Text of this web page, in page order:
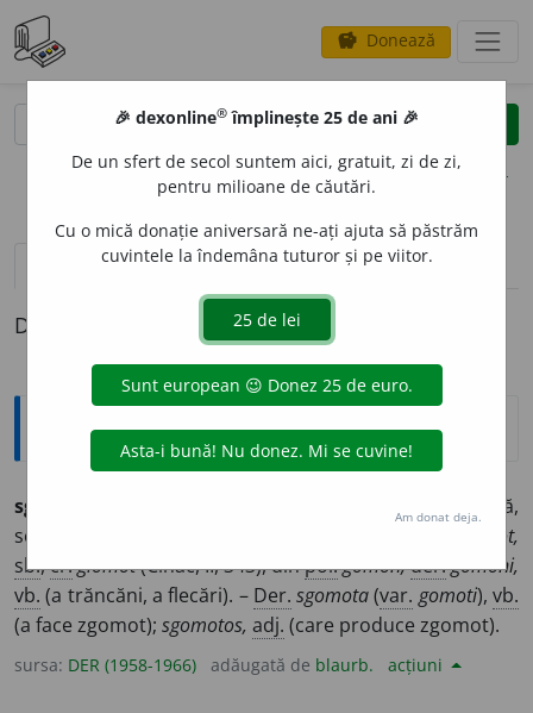
savings Donează
clear
opțiuni
definiții (1)
Definiția cu ID-ul 507997:
Etimologice
sg
Zarvă,
scandal. –
gomot,
sb.,cr.glomot(Cihac, II, 343), dinpol.gomon,der.gomoni,
vb. (a trăncăni, a flecări). – Der. sgomota(var. gomoti),vb.
(a face zgomot); sgomotos, adj. (care produce zgomot).
sursa: DER (1958-1966) adăugată de blaurb. acțiuni
🎉 dexonline® împlinește 25 de ani 🎉
De un sfert de secol suntem aici, gratuit, zi de zi,
pentru milioane de căutări.
Cu o mică donație aniversară ne-ați ajuta să păstrăm
cuvintele la îndemâna tuturor și pe viitor.
Am donat deja.